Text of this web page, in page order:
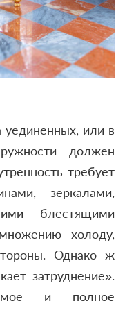
уединенных, или в
должен
требует
зеркалами,
блестящими
холоду,
Однако ж
затруднение».
и полное